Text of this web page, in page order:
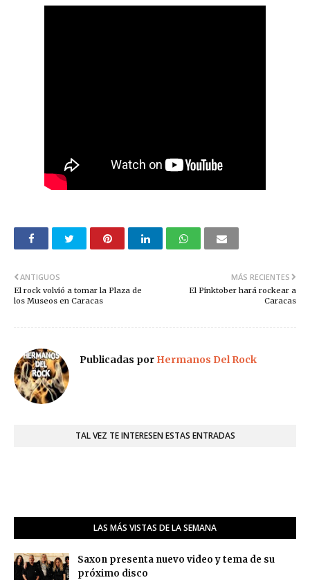
MÁS RECIENTES
El Pinktober hará rockear a
Caracas
ANTIGUOS
El rock volvió a tomar la Plaza de
los Museos en Caracas
Publicadas por Hermanos Del Rock
TAL VEZ TE INTERESEN ESTAS ENTRADAS
LAS MÁS VISTAS DE LA SEMANA
Saxon presenta nuevo video y tema de su
próximo disco